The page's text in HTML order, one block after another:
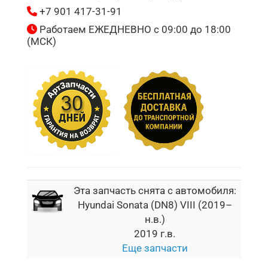
+7 901 417-31-91
Работаем ЕЖЕДНЕВНО с 09:00 до 18:00
(МСК)
Эта запчасть снята с автомобиля:
Hyundai Sonata (DN8) VIII (2019–
н.в.)
2019 г.в.
Еще запчасти